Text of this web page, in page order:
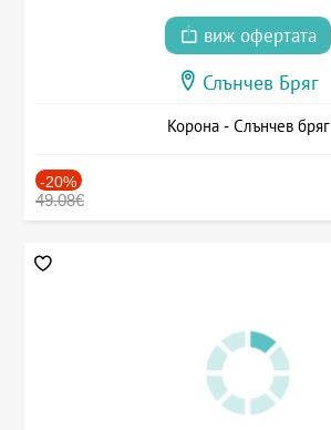
виж офертата
Слънчев Бряг
Корона - Слънчев бряг
-20%
49.08€